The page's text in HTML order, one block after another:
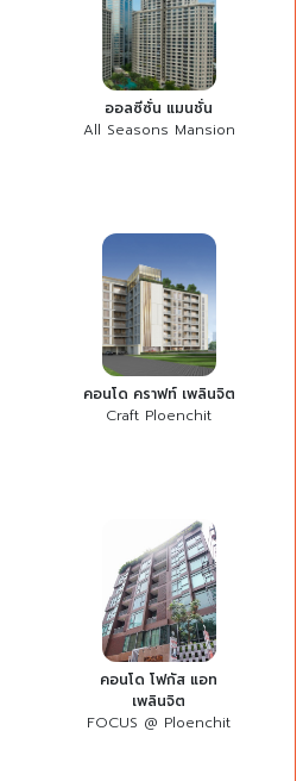
ออลซีซั่น แมนชั่น
All Seasons Mansion
คอนโด คราฟท์ เพลินจิต
Craft Ploenchit
คอนโด โฟกัส แอท
เพลินจิต
FOCUS @ Ploenchit